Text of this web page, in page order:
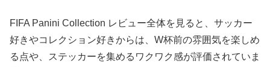
FIFA Panini Collection レビュー全体を見ると、サッカー
好きやコレクション好きからは、W杯前の雰囲気を楽しめ
る点や、ステッカーを集めるワクワク感が評価されていま